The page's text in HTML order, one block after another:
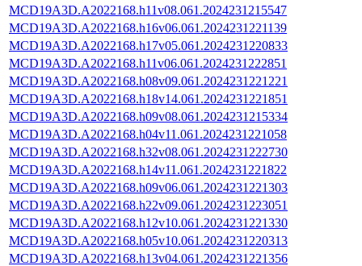
MCD19A3D.A2022168.h11v08.061.2024231215547
MCD19A3D.A2022168.h16v06.061.2024231221139
MCD19A3D.A2022168.h17v05.061.2024231220833
MCD19A3D.A2022168.h11v06.061.2024231222851
MCD19A3D.A2022168.h08v09.061.2024231221221
MCD19A3D.A2022168.h18v14.061.2024231221851
MCD19A3D.A2022168.h09v08.061.2024231215334
MCD19A3D.A2022168.h04v11.061.2024231221058
MCD19A3D.A2022168.h32v08.061.2024231222730
MCD19A3D.A2022168.h14v11.061.2024231221822
MCD19A3D.A2022168.h09v06.061.2024231221303
MCD19A3D.A2022168.h22v09.061.2024231223051
MCD19A3D.A2022168.h12v10.061.2024231221330
MCD19A3D.A2022168.h05v10.061.2024231220313
MCD19A3D.A2022168.h13v04.061.2024231221356